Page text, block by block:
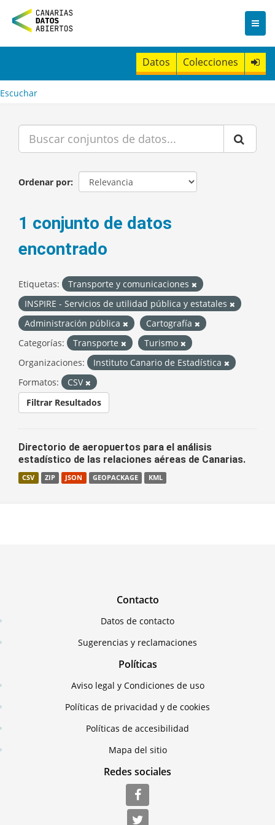
n
t
Datos Colecciones
Escuchar
Ordenar por
1 conjunto de datos
encontrado
Etiquetas:
Transporte y comunicaciones
INSPIRE - Servicios de utilidad pública y estatales
Administración pública
Cartografía
Categorías:
Transporte
Turismo
Organizaciones:
Instituto Canario de Estadística
Formatos:
CSV
Filtrar Resultados
Directorio de aeropuertos para el análisis
estadístico de las relaciones aéreas de Canarias.
CSV ZIP JSON GEOPACKAGE KML
Contacto
Datos de contacto
Sugerencias y reclamaciones
Políticas
Aviso legal y Condiciones de uso
Políticas de privacidad y de cookies
Políticas de accesibilidad
Mapa del sitio
Redes sociales